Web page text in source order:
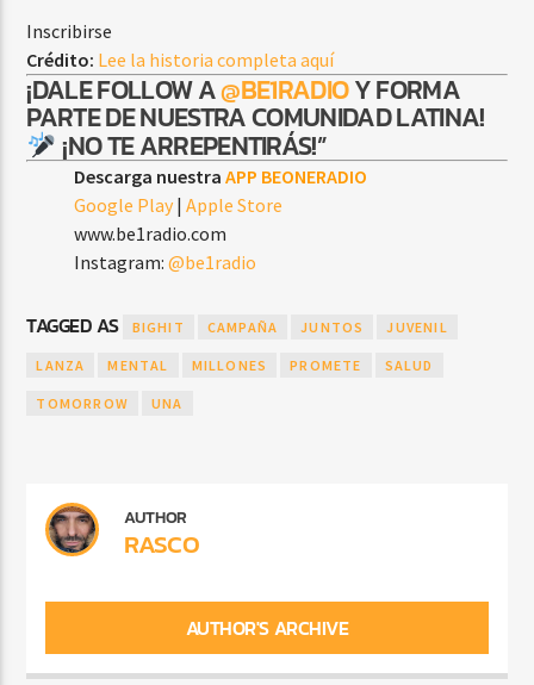
Inscribirse
Crédito: Lee la historia completa aquí
¡DALE FOLLOW A@BE1RADIOY FORMA
PARTE DE NUESTRA COMUNIDAD LATINA!
¡NO TE ARREPENTIRÁS!”
Descarga nuestraAPP BEONERADIO
Google Play |Apple Store
www.be1radio.com
Instagram:@be1radio
TAGGED AS BIGHIT CAMPAÑA JUNTOS JUVENIL
LANZA MENTAL MILLONES PROMETE SALUD
TOMORROW UNA
AUTHOR
RASCO
AUTHOR'S ARCHIVE